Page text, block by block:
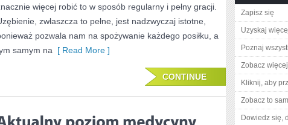
więcej robić to w sposób regularny i pełny gracji.
zwłaszcza to pełne, jest nadzwyczaj istotne,
pozwala nam na spożywanie każdego posiłku, a
samym na [ Read More ]
CONTINUE
Zapisz się
Uzyskaj
Poznaj
Zobacz
Kliknij, aby
Zobacz to sam
Dowiedz się,